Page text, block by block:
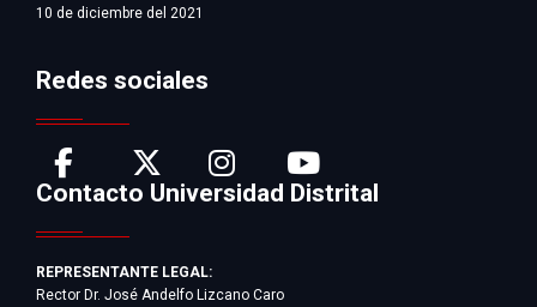
10 de diciembre del 2021
Redes sociales
Contacto Universidad Distrital
REPRESENTANTE LEGAL:
Rector Dr. José Andelfo Lizcano Caro